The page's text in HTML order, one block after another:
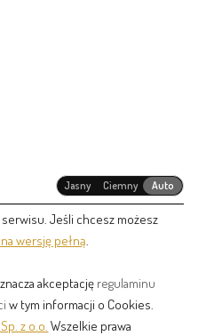
Jasny Ciemny Auto
Jeśli chcesz możesz
wersję pełną
akceptację regulaminu
w tym informacji o Cookies.
z o.o. Wszelkie prawa